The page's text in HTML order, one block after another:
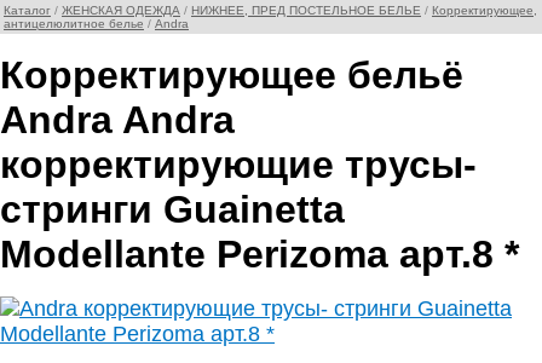
Каталог / ЖЕНСКАЯ ОДЕЖДА / НИЖНЕЕ, ПРЕД ПОСТЕЛЬНОЕ БЕЛЬЕ / Корректирующее,
антицелюлитное белье / Andra
Корректирующее бельё
Andra Andra
корректирующие трусы-
стринги Guainetta
Modellante Perizoma арт.8 *